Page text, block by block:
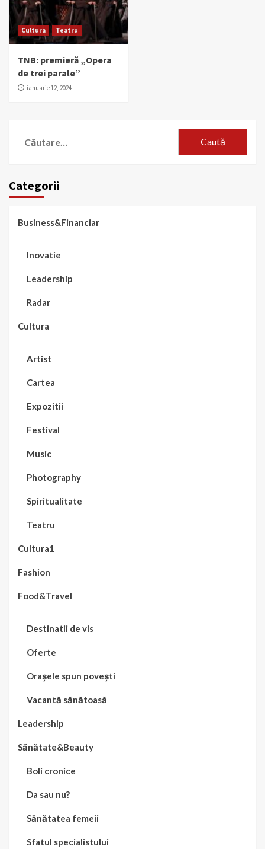
Cultura Teatru
TNB: premieră „Opera
de trei parale”
ianuarie 12, 2024
Categorii
Business&Financiar
Inovatie
Leadership
Radar
Cultura
Artist
Cartea
Expozitii
Festival
Music
Photography
Spiritualitate
Teatru
Cultura1
Fashion
Food&Travel
Destinatii de vis
Oferte
Orașele spun povești
Vacantă sănătoasă
Leadership
Sănătate&Beauty
Boli cronice
Da sau nu?
Sănătatea femeii
Sfatul specialistului